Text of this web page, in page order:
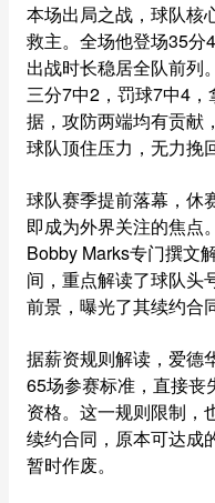
本场出局之战，球队核
救主。全场他登场35分
出战时长稳居全队前列
三分7中2，罚球7中4
据，攻防两端均有贡献
球队顶住压力，无力挽
球队赛季提前落幕，休
即成为外界关注的焦点
Bobby Marks专门撰文
间，重点解读了球队头
前景，曝光了其续约合
据薪资规则解读，爱德
65场参赛标准，直接丧
资格。这一规则限制，
续约合同，原本可达成
暂时作废。